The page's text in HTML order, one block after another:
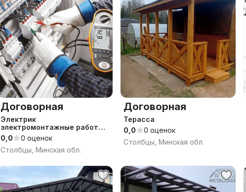
Договорная
Электрик
электромонтажные работы
строительные работы
0,0
0 оценок
Столбцы, Минская обл.
Договорная
Терасса
0,0
0 оценок
Столбцы, Минская обл.